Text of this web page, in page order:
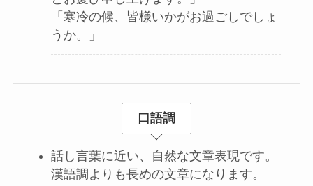
「寒冷の候、皆様いかがお過ごしでしょ
うか。」
口語調
話し言葉に近い、自然な文章表現です。
漢語調よりも長めの文章になります。